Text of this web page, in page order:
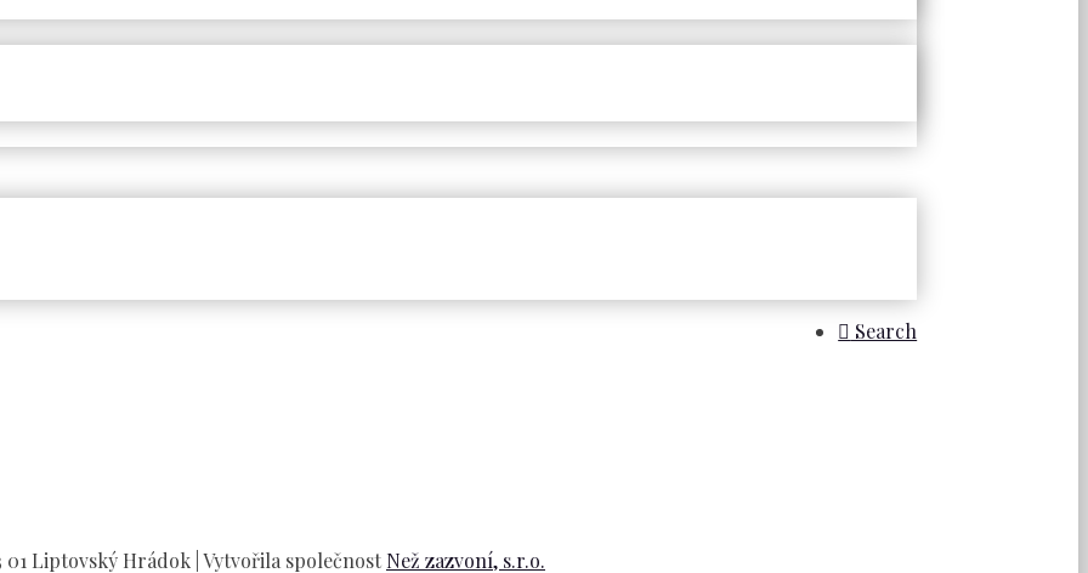
Search
Liptovský Hrádok | Vytvořila společnost Než zazvoní, s.r.o.